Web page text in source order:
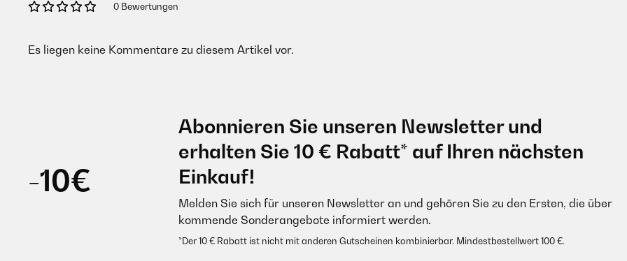
0 Bewertungen
Es liegen keine Kommentare zu diesem Artikel vor.
-10€
Abonnieren Sie unseren Newsletter und
erhalten Sie 10 € Rabatt* auf Ihren nächsten
Einkauf!
Melden Sie sich für unseren Newsletter an und gehören Sie zu den Ersten, die über
kommende Sonderangebote informiert werden.
*Der 10 € Rabatt ist nicht mit anderen Gutscheinen kombinierbar. Mindestbestellwert 100 €.